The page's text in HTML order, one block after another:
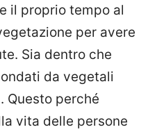
il proprio tempo al
per avere
Sia dentro che
da vegetali
Questo perché
vita delle persone